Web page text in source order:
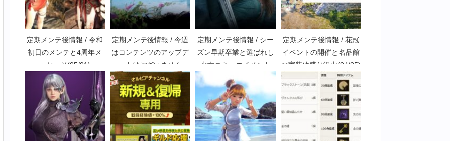
定期メンテ後情報 / 令和
初日のメンテと4周年メ
ッセージ(05/01)
定期メンテ後情報 / 今週
はコンテンツのアップデ
ートはございません
(09/14)
定期メンテ後情報 / シー
ズン早期卒業と選ばれし
少女ニミュエイベント
(07/29)
定期メンテ後情報 / 花冠
イベントの開催と名品館
の実装他盛り沢山(04/25)